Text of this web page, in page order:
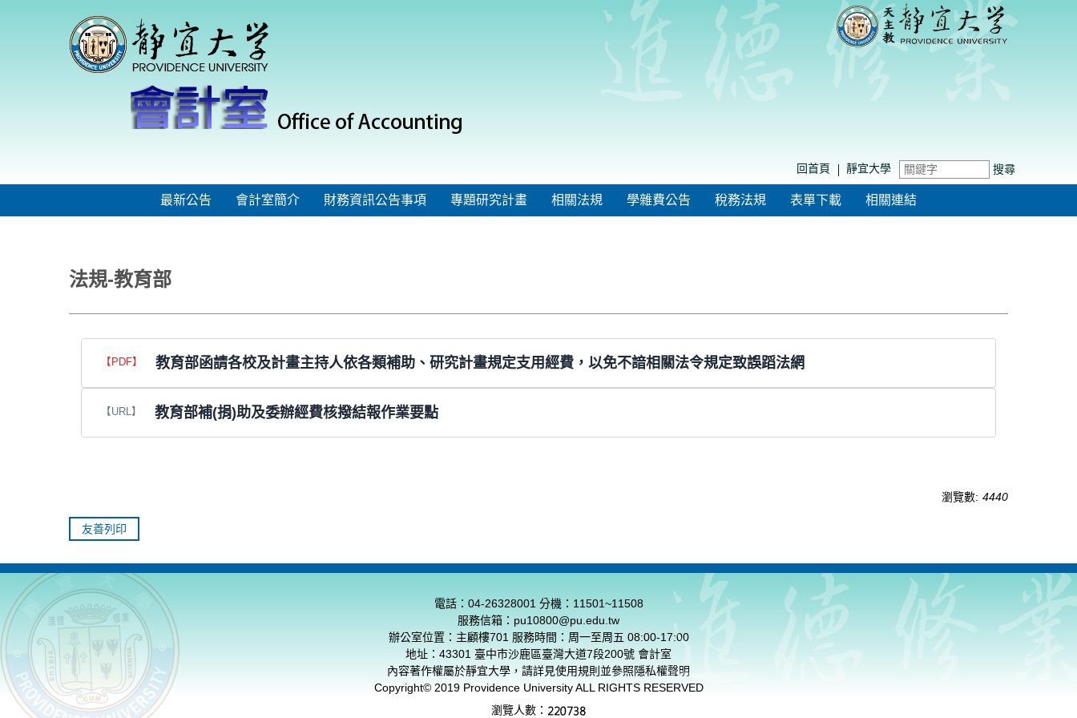
回首頁 靜宜大學 搜尋
最新公告 會計室簡介 財務資訊公告事項 專題研究計畫 相關法規 學雜費公告 稅務法規 表單下載 相關連結
法規-教育部
教育部函請各校及計畫主持人依各類補助、研究計畫規定支用經費，以免不諳相關法令規定致誤蹈法網
教育部補(捐)助及委辦經費核撥結報作業要點
瀏覽數: 4440
友善列印
瀏覽人數：
電話：04-26328001 分機：11501~11508
服務信箱：pu10800@pu.edu.tw
辦公室位置：主顧樓701 服務時間：周一至周五 08:00-17:00
地址：43301 臺中市沙鹿區臺灣大道7段200號 會計室
內容著作權屬於靜宜大學，請詳見使用規則並參照隱私權聲明
Copyright© 2019 Providence University ALL RIGHTS RESERVED